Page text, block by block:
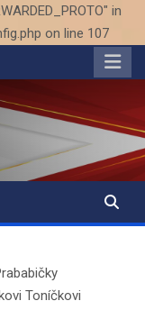
in
on line 107
Toníčkovi